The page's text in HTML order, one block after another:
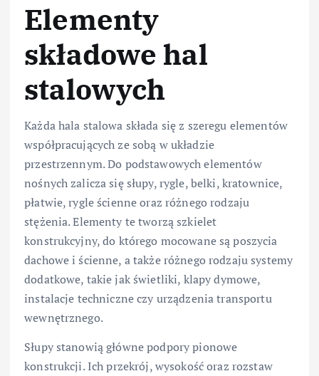
Elementy
składowe hal
stalowych
Każda hala stalowa składa się z szeregu elementów
współpracujących ze sobą w układzie
przestrzennym. Do podstawowych elementów
nośnych zalicza się słupy, rygle, belki, kratownice,
płatwie, rygle ścienne oraz różnego rodzaju
stężenia. Elementy te tworzą szkielet
konstrukcyjny, do którego mocowane są poszycia
dachowe i ścienne, a także różnego rodzaju systemy
dodatkowe, takie jak świetliki, klapy dymowe,
instalacje techniczne czy urządzenia transportu
wewnętrznego.
Słupy stanowią główne podpory pionowe
konstrukcji. Ich przekrój, wysokość oraz rozstaw